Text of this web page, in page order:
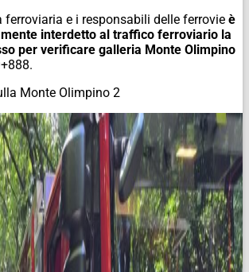
e i responsabili delle ferrovie è
interdetto al traffico ferroviario la
per verificare galleria Monte Olimpino
Monte Olimpino 2